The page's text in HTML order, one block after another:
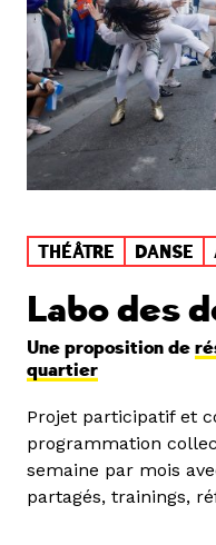
THÉÂTRE DANSE
Labo des
Une proposition de
quartier
Projet participatif et
programmation
semaine par mois
partagés, trainings,